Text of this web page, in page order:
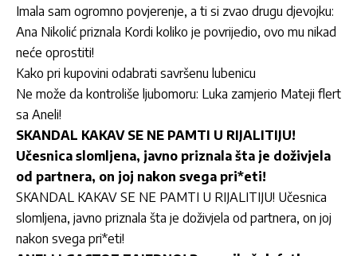
Imala sam ogromno povjerenje, a ti si zvao drugu djevojku:
Ana Nikolić priznala Kordi koliko je povrijedio, ovo mu nikad
neće oprostiti!
Kako pri kupovini odabrati savršenu lubenicu
Ne može da kontroliše ljubomoru: Luka zamjerio Mateji flert
sa Aneli!
SKANDAL KAKAV SE NE PAMTI U RIJALITIJU!
Učesnica slomljena, javno priznala šta je doživjela
od partnera, on joj nakon svega pri*eti!
SKANDAL KAKAV SE NE PAMTI U RIJALITIJU! Učesnica
slomljena, javno priznala šta je doživjela od partnera, on joj
nakon svega pri*eti!